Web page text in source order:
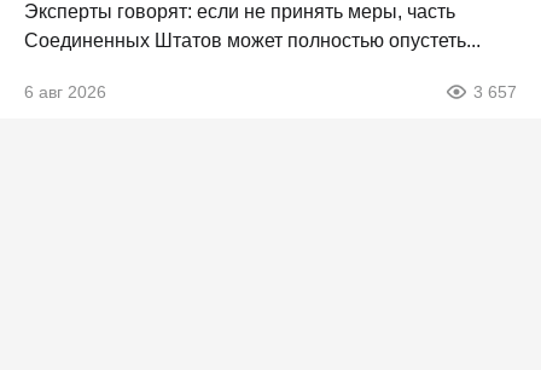
Эксперты говорят: если не принять меры, часть
Соединенных Штатов может полностью опустеть...
6 авг 2026 3 657